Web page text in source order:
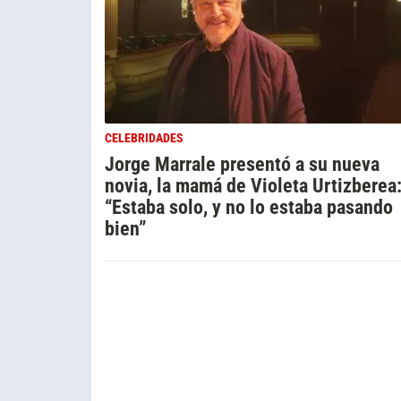
CELEBRIDADES
Jorge Marrale presentó a su nueva
novia, la mamá de Violeta Urtizberea:
“Estaba solo, y no lo estaba pasando
bien”